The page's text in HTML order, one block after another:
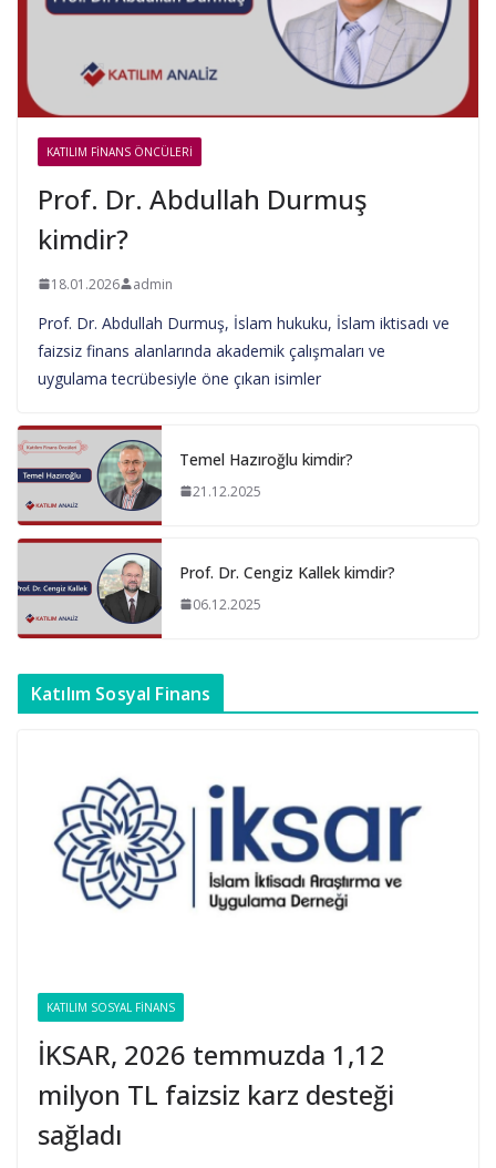
KATILIM FINANS ÖNCÜLERI
Prof. Dr. Abdullah Durmuş
kimdir?
18.01.2026 admin
Prof. Dr. Abdullah Durmuş, İslam hukuku, İslam iktisadı ve
faizsiz finans alanlarında akademik çalışmaları ve
uygulama tecrübesiyle öne çıkan isimler
Temel Hazıroğlu kimdir?
21.12.2025
Prof. Dr. Cengiz Kallek kimdir?
06.12.2025
Katılım Sosyal Finans
KATILIM SOSYAL FINANS
İKSAR, 2026 temmuzda 1,12
milyon TL faizsiz karz desteği
sağladı